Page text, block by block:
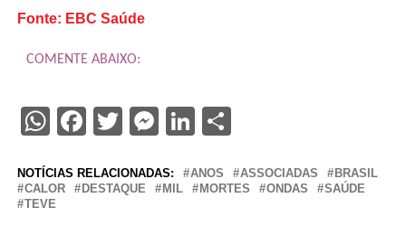
Fonte: EBC Saúde
COMENTE ABAIXO:
WhatsApp
Facebook
Twitter
Messenger
LinkedIn
Share
NOTÍCIAS RELACIONADAS: ANOS ASSOCIADAS
BRASIL
CALOR
DESTAQUE MIL MORTES ONDAS
SAÚDE
TEVE